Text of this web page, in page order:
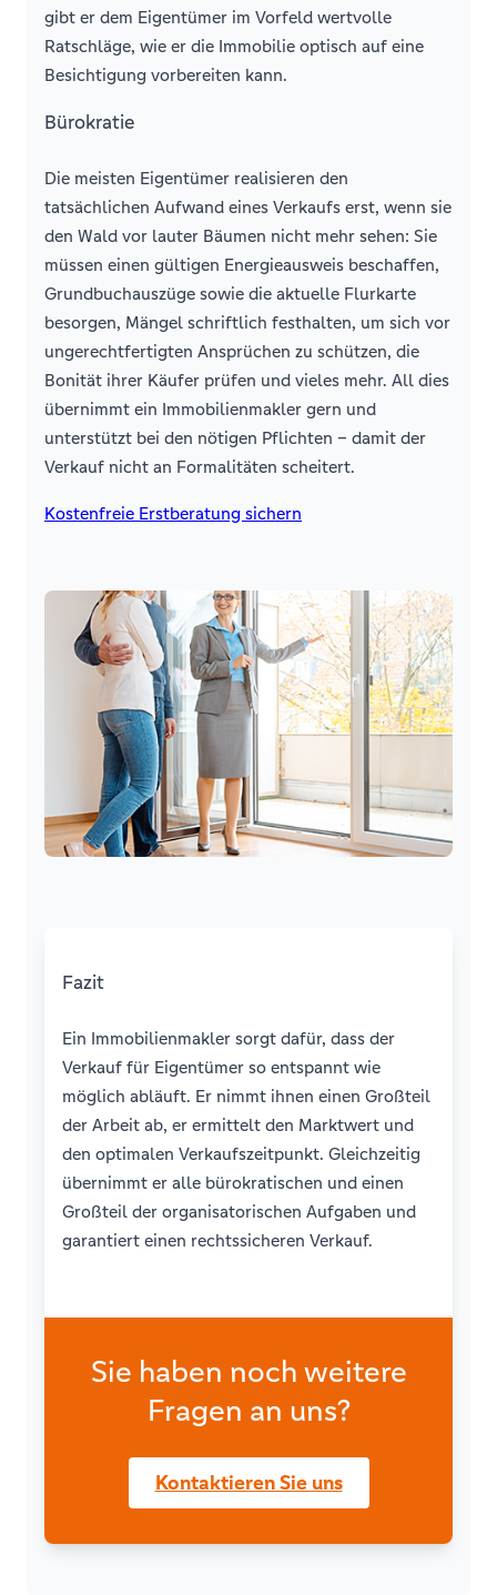
gibt er dem Eigentümer im Vorfeld wertvolle
Ratschläge, wie er die Immobilie optisch auf eine
Besichtigung vorbereiten kann.
Bürokratie
Die meisten Eigentümer realisieren den
tatsächlichen Aufwand eines Verkaufs erst, wenn sie
den Wald vor lauter Bäumen nicht mehr sehen: Sie
müssen einen gültigen Energieausweis beschaffen,
Grundbuchauszüge sowie die aktuelle Flurkarte
besorgen, Mängel schriftlich festhalten, um sich vor
ungerechtfertigten Ansprüchen zu schützen, die
Bonität ihrer Käufer prüfen und vieles mehr. All dies
übernimmt ein Immobilienmakler gern und
unterstützt bei den nötigen Pflichten – damit der
Verkauf nicht an Formalitäten scheitert.
Kostenfreie Erstberatung sichern
Fazit
Ein Immobilienmakler sorgt dafür, dass der
Verkauf für Eigentümer so entspannt wie
möglich abläuft. Er nimmt ihnen einen Großteil
der Arbeit ab, er ermittelt den Marktwert und
den optimalen Verkaufszeitpunkt. Gleichzeitig
übernimmt er alle bürokratischen und einen
Großteil der organisatorischen Aufgaben und
garantiert einen rechtssicheren Verkauf.
Sie haben noch weitere
Fragen an uns?
Kontaktieren Sie uns